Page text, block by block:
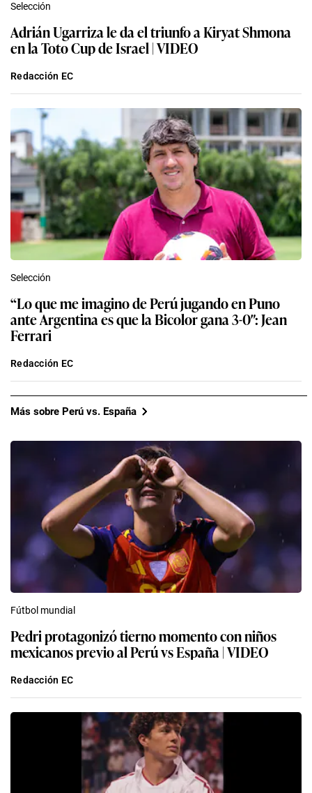
Selección
Adrián Ugarriza le da el triunfo a Kiryat Shmona
en la Toto Cup de Israel | VIDEO
Redacción EC
Selección
“Lo que me imagino de Perú jugando en Puno
ante Argentina es que la Bicolor gana 3-0″: Jean
Ferrari
Redacción EC
Más sobre Perú vs. España
Fútbol mundial
Pedri protagonizó tierno momento con niños
mexicanos previo al Perú vs España | VIDEO
Redacción EC